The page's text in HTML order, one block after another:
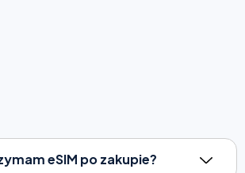
eSIM po zakupie?